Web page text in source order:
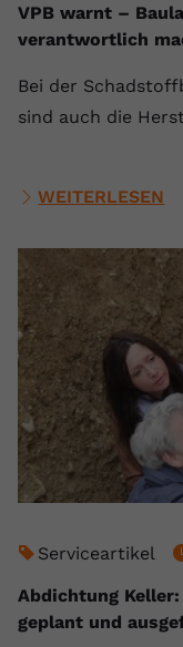
VPB warnt –
verantwortlich
Bei der
sind auch die
WEITERLESEN
Serviceartikel
Abdichtung
geplant und